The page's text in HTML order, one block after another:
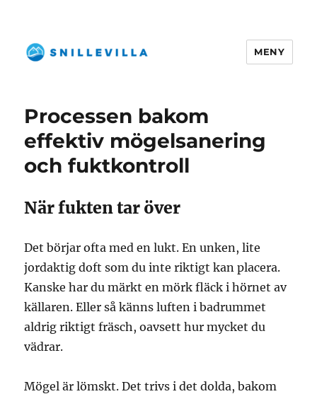
MENY
Processen bakom
effektiv mögelsanering
och fuktkontroll
När fukten tar över
Det börjar ofta med en lukt. En unken, lite
jordaktig doft som du inte riktigt kan placera.
Kanske har du märkt en mörk fläck i hörnet av
källaren. Eller så känns luften i badrummet
aldrig riktigt fräsch, oavsett hur mycket du
vädrar.
Mögel är lömskt. Det trivs i det dolda, bakom